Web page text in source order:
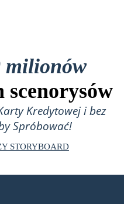
milionów
scenorysów
Kredytowej i bez
Spróbować!
STORYBOARD